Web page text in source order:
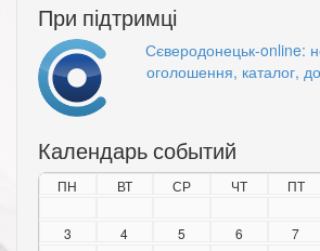
При підтримці
Сєверодонецьк-online:
оголошення, каталог,
Календарь событий
ПН ВТ СР ЧТ ПТ
3
4 5 6 7